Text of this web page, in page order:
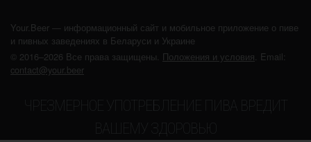
Your.Beer — информационный сайт и мобильное приложение о пиве
и пивных заведениях в Беларуси и Украине
© 2016–2026 Все права защищены. Положения и условия. Email:
contact@your.beer
ЧРЕЗМЕРНОЕ УПОТРЕБЛЕНИЕ ПИВА ВРЕДИТ
ВАШЕМУ ЗДОРОВЬЮ